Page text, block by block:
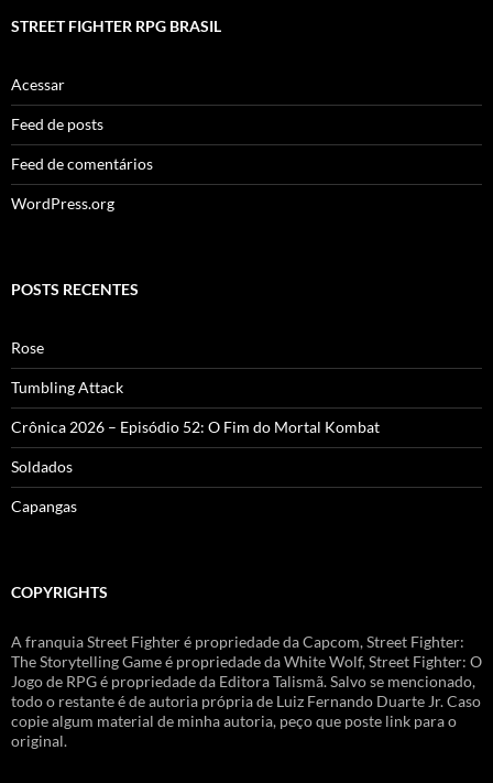
STREET FIGHTER RPG BRASIL
Acessar
Feed de posts
Feed de comentários
WordPress.org
POSTS RECENTES
Rose
Tumbling Attack
Crônica 2026 – Episódio 52: O Fim do Mortal Kombat
Soldados
Capangas
COPYRIGHTS
A franquia Street Fighter é propriedade da Capcom, Street Fighter:
The Storytelling Game é propriedade da White Wolf, Street Fighter: O
Jogo de RPG é propriedade da Editora Talismã. Salvo se mencionado,
todo o restante é de autoria própria de Luiz Fernando Duarte Jr. Caso
copie algum material de minha autoria, peço que poste link para o
original.